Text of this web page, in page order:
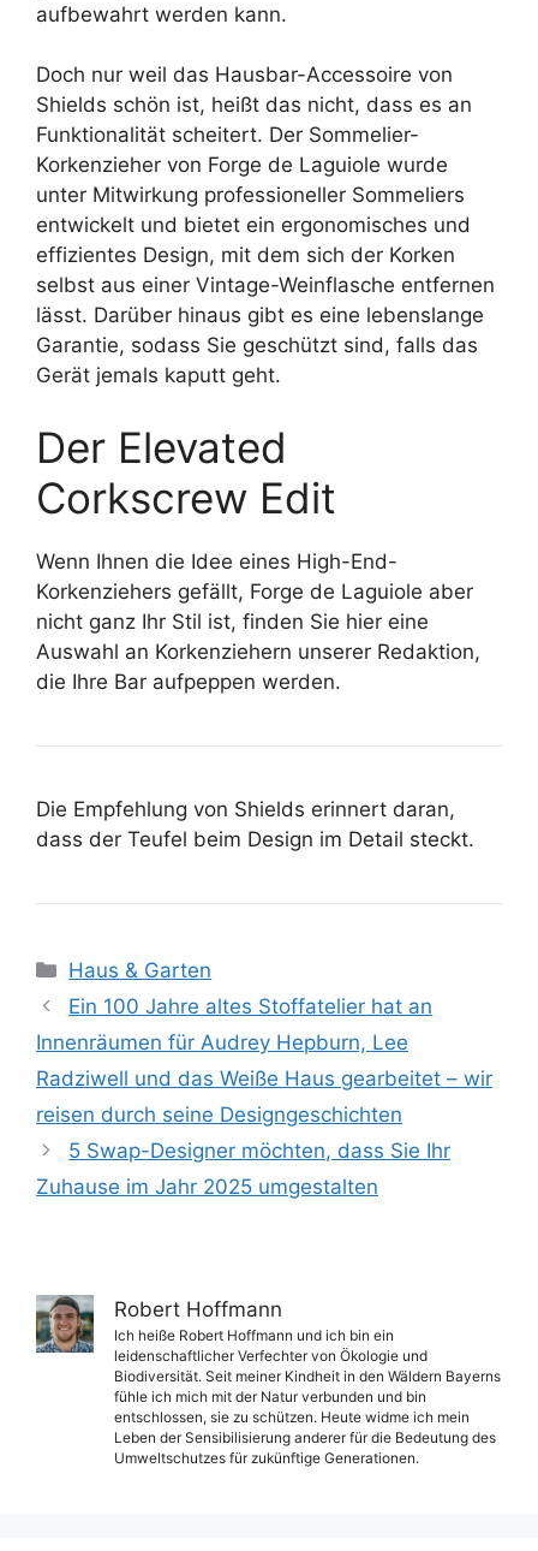
aufbewahrt werden kann.
Doch nur weil das Hausbar-Accessoire von
Shields schön ist, heißt das nicht, dass es an
Funktionalität scheitert. Der Sommelier-
Korkenzieher von Forge de Laguiole wurde
unter Mitwirkung professioneller Sommeliers
entwickelt und bietet ein ergonomisches und
effizientes Design, mit dem sich der Korken
selbst aus einer Vintage-Weinflasche entfernen
lässt. Darüber hinaus gibt es eine lebenslange
Garantie, sodass Sie geschützt sind, falls das
Gerät jemals kaputt geht.
Der Elevated
Corkscrew Edit
Wenn Ihnen die Idee eines High-End-
Korkenziehers gefällt, Forge de Laguiole aber
nicht ganz Ihr Stil ist, finden Sie hier eine
Auswahl an Korkenziehern unserer Redaktion,
die Ihre Bar aufpeppen werden.
Die Empfehlung von Shields erinnert daran,
dass der Teufel beim Design im Detail steckt.
Kategorien
Haus & Garten
Ein 100 Jahre altes Stoffatelier hat an
Innenräumen für Audrey Hepburn, Lee
Radziwell und das Weiße Haus gearbeitet – wir
reisen durch seine Designgeschichten
5 Swap-Designer möchten, dass Sie Ihr
Zuhause im Jahr 2025 umgestalten
Robert Hoffmann
Ich heiße Robert Hoffmann und ich bin ein
leidenschaftlicher Verfechter von Ökologie und
Biodiversität. Seit meiner Kindheit in den Wäldern Bayerns
fühle ich mich mit der Natur verbunden und bin
entschlossen, sie zu schützen. Heute widme ich mein
Leben der Sensibilisierung anderer für die Bedeutung des
Umweltschutzes für zukünftige Generationen.